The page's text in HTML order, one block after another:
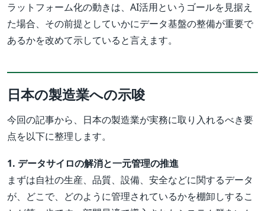
ラットフォーム化の動きは、AI活用というゴールを見据え
た場合、その前提としていかにデータ基盤の整備が重要で
あるかを改めて示していると言えます。
日本の製造業への示唆
今回の記事から、日本の製造業が実務に取り入れるべき要
点を以下に整理します。
1. データサイロの解消と一元管理の推進
まずは自社の生産、品質、設備、安全などに関するデータ
が、どこで、どのように管理されているかを棚卸しするこ